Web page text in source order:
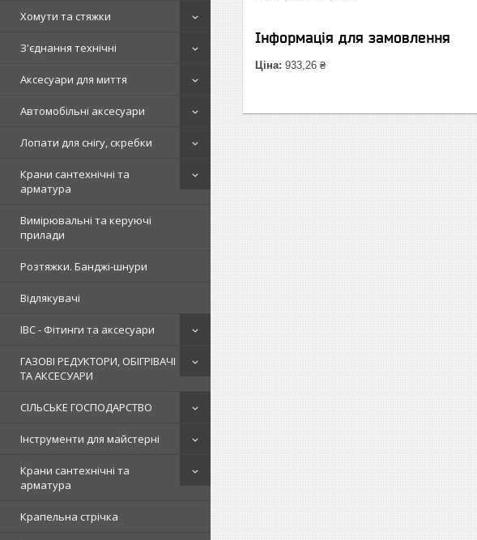
Хомути та стяжки
З'єднання технічні
Аксесуари для миття
Автомобільні аксесуари
Лопати для снігу, скребки
Крани сантехнічні та
арматура
Вимірювальні та керуючі
прилади
Розтяжки. Банджі-шнури
Відлякувачі
IBC - Фітинги та аксесуари
ГАЗОВІ РЕДУКТОРИ, ОБІГРІВАЧІ
ТА АКСЕСУАРИ
СІЛЬСЬКЕ ГОСПОДАРСТВО
Інструменти для майстерні
Крани сантехнічні та
арматура
Крапельна стрічка
Інформація для замовлення
Ціна: 933,26 ₴